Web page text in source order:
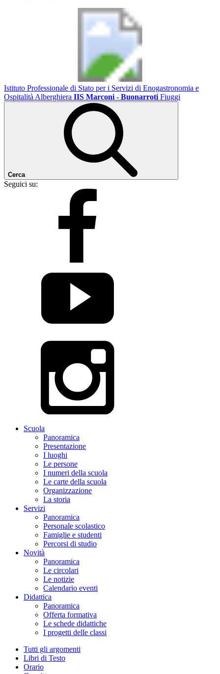
Istituto Professionale di Stato per i Servizi di Enogastronomia e
Ospitalità Alberghiera IIS Marconi - Buonarroti Fiuggi
Cerca
Seguici su:
Scuola
Panoramica
Presentazione
I luoghi
Le persone
I numeri della scuola
Le carte della scuola
Organizzazione
La storia
Servizi
Panoramica
Personale scolastico
Famiglie e studenti
Percorsi di studio
Novità
Panoramica
Le circolari
Le notizie
Calendario eventi
Didattica
Panoramica
Offerta formativa
Le schede didattiche
I progetti delle classi
Tutti gli argomenti
Libri di Testo
Orario